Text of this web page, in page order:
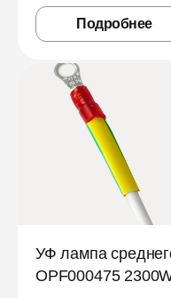
Подробнее
УФ лампа
OPF000475